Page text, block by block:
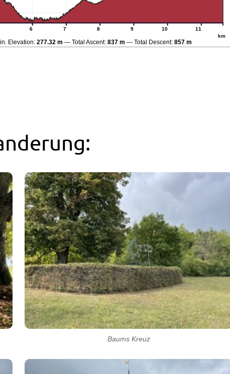
6 7 8 9 10 11
km
Elevation: 277.32 m Total Ascent: 837 m Total Descent: 857 m
Baums Kreuz